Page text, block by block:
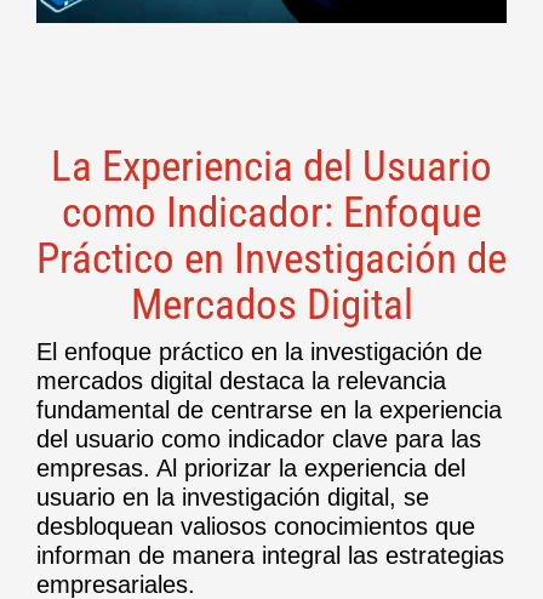
La Experiencia del Usuario
como Indicador: Enfoque
Práctico en Investigación de
Mercados Digital
El enfoque práctico en la investigación de
mercados digital destaca la relevancia
fundamental de centrarse en la experiencia
del usuario como indicador clave para las
empresas. Al priorizar la experiencia del
usuario en la investigación digital, se
desbloquean valiosos conocimientos que
informan de manera integral las estrategias
empresariales.